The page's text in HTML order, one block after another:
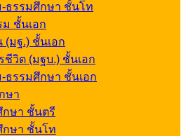
ธรรมศึกษา ชั้นโท
ชั้นเอก
(มฐ.) ชั้นเอก
วิต (มฐบ.) ชั้นเอก
ธรรมศึกษา ชั้นเอก
ษา
ษา ชั้นตรี
กษา ชั้นโท